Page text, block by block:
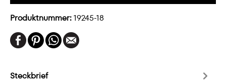
Produktnummer:19245-18
Steckbrief